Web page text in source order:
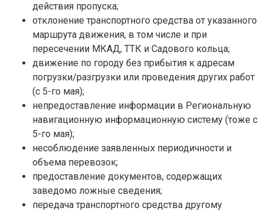
действия пропуска;
отклонение транспортного средства от указанного
маршрута движения, в том числе и при
пересечении МКАД, ТТК и Садового кольца;
движение по городу без прибытия к адресам
погрузки/разгрузки или проведения других работ
(с 5-го мая);
непредоставление информации в Региональную
навигационную информационную систему (тоже с
5-го мая);
несоблюдение заявленных периодичности и
объема перевозок;
предоставление документов, содержащих
заведомо ложные сведения;
передача транспортного средства другому